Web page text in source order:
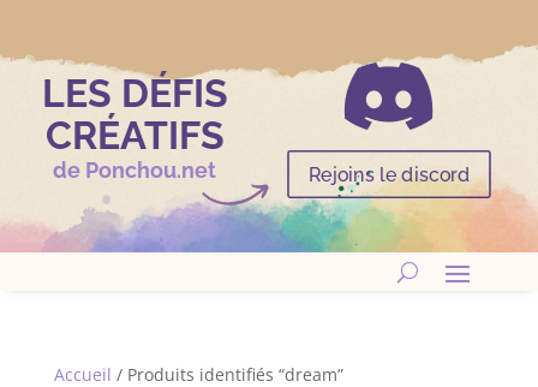
LES DÉFIS
CRÉATIFS
de Ponchou.net

Rejoins le discord
Accueil / Produits identifiés “dream”